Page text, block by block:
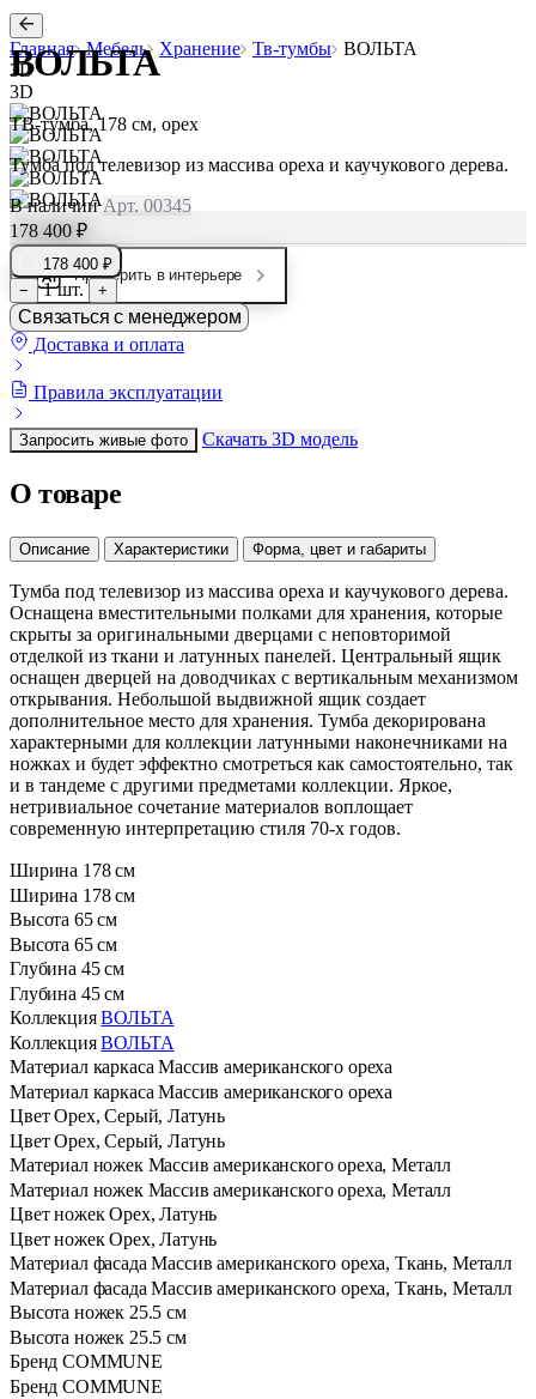
Главная Мебель Хранение Тв-тумбы ВОЛЬТА
3D
3D
Примерить в интерьере
ВОЛЬТА
ТВ-тумба, 178 см, орех
Тумба под телевизор из массива ореха и каучукового дерева.
В наличии Арт. 00345
178 400 ₽
178 400 ₽
−
1 шт. +
Связаться с менеджером
Доставка и оплата
Правила эксплуатации
Запросить живые фото Скачать 3D модель
О товаре
Описание Характеристики Форма, цвет и габариты
Тумба под телевизор из массива ореха и каучукового дерева.
Оснащена вместительными полками для хранения, которые
скрыты за оригинальными дверцами с неповторимой
отделкой из ткани и латунных панелей. Центральный ящик
оснащен дверцей на доводчиках с вертикальным механизмом
открывания. Небольшой выдвижной ящик создает
дополнительное место для хранения. Тумба декорирована
характерными для коллекции латунными наконечниками на
ножках и будет эффектно смотреться как самостоятельно, так
и в тандеме с другими предметами коллекции. Яркое,
нетривиальное сочетание материалов воплощает
современную интерпретацию стиля 70-х годов.
Ширина 178 см
Ширина 178 см
Высота 65 см
Высота 65 см
Глубина 45 см
Глубина 45 см
Коллекция ВОЛЬТА
Коллекция ВОЛЬТА
Материал каркаса Массив американского ореха
Материал каркаса Массив американского ореха
Цвет Орех, Серый, Латунь
Цвет Орех, Серый, Латунь
Материал ножек Массив американского ореха, Металл
Материал ножек Массив американского ореха, Металл
Цвет ножек Орех, Латунь
Цвет ножек Орех, Латунь
Материал фасада Массив американского ореха, Ткань, Металл
Материал фасада Массив американского ореха, Ткань, Металл
Высота ножек 25.5 см
Высота ножек 25.5 см
Бренд COMMUNE
Бренд COMMUNE